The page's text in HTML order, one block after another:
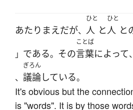
あたりまえだが、
ひと
人 と
ひと
人 と
」 である。 その
ことば
言葉によって、
、
ぎろん
議論している。
It's obvious but the
is "words". It is by those